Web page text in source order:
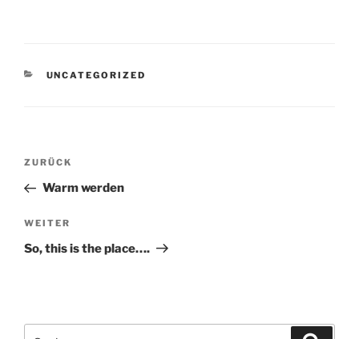
KATEGORIEN
UNCATEGORIZED
Beitragsnavigation
Vorheriger
Beitrag
ZURÜCK
Warm werden
Nächster
Beitrag
WEITER
So, this is the place….